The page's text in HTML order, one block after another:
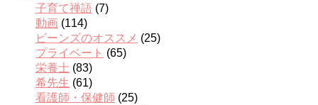
子育て禅語 (7)
動画 (114)
ビーンズのオススメ (25)
プライベート (65)
栄養士 (83)
希先生 (61)
看護師・保健師 (25)